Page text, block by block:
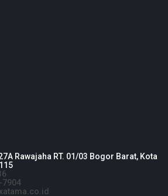
Rawajaha RT. 01/03 Bogor Barat, Kota
7904